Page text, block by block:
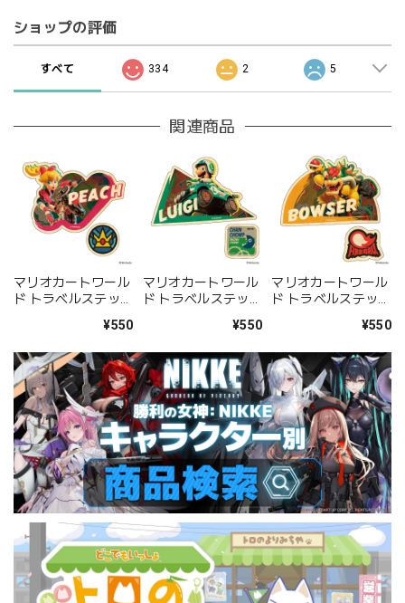
ショップの評価
すべて 334 2 5
関連商品
マリオカートワール
ド トラベルステッカ
¥550
マリオカートワール
ド トラベルステッカ
¥550
マリオカートワール
ド トラベルステッカ
¥550